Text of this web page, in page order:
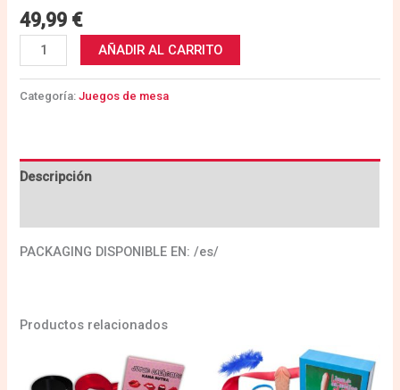
49,99 €
AÑADIR AL CARRITO
Categoría:Juegos de mesa
Descripción
PACKAGING DISPONIBLE EN: /es/
Productos relacionados